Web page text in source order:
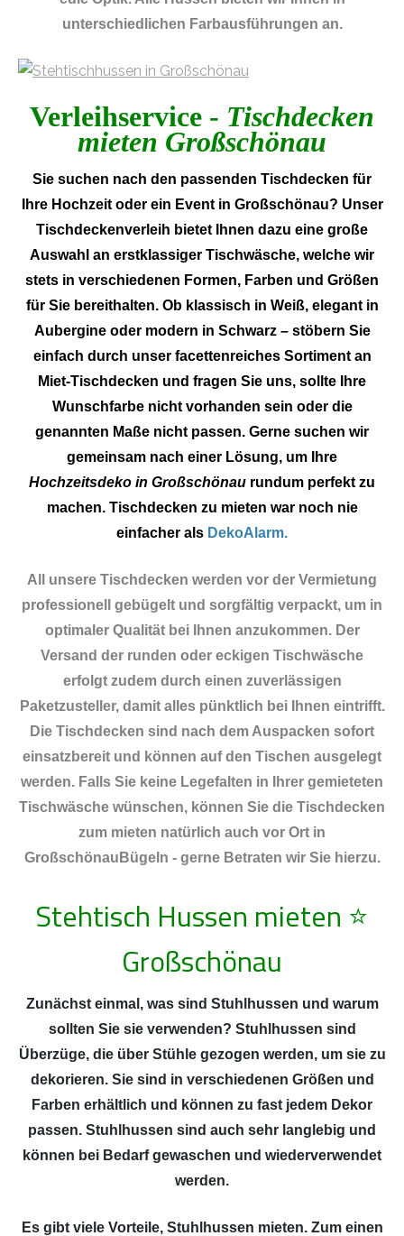
unterschiedlichen Farbausführungen an.
Verleihservice - Tischdecken
mieten Großschönau
Sie suchen nach den passenden Tischdecken für
Ihre Hochzeit oder ein Event in Großschönau? Unser
Tischdeckenverleih bietet Ihnen dazu eine große
Auswahl an erstklassiger Tischwäsche, welche wir
stets in verschiedenen Formen, Farben und Größen
für Sie bereithalten. Ob klassisch in Weiß, elegant in
Aubergine oder modern in Schwarz – stöbern Sie
einfach durch unser facettenreiches Sortiment an
Miet-Tischdecken und fragen Sie uns, sollte Ihre
Wunschfarbe nicht vorhanden sein oder die
genannten Maße nicht passen. Gerne suchen wir
gemeinsam nach einer Lösung, um Ihre
Hochzeitsdeko in Großschönau rundum perfekt zu
machen. Tischdecken zu mieten war noch nie
einfacher als DekoAlarm.
All unsere Tischdecken werden vor der Vermietung
professionell gebügelt und sorgfältig verpackt, um in
optimaler Qualität bei Ihnen anzukommen. Der
Versand der runden oder eckigen Tischwäsche
erfolgt zudem durch einen zuverlässigen
Paketzusteller, damit alles pünktlich bei Ihnen eintrifft.
Die Tischdecken sind nach dem Auspacken sofort
einsatzbereit und können auf den Tischen ausgelegt
werden. Falls Sie keine Legefalten in Ihrer gemieteten
Tischwäsche wünschen, können Sie die Tischdecken
zum mieten natürlich auch vor Ort in
GroßschönauBügeln - gerne Betraten wir Sie hierzu.
Stehtisch Hussen mieten ⭐
Großschönau
Zunächst einmal, was sind Stuhlhussen und warum
sollten Sie sie verwenden? Stuhlhussen sind
Überzüge, die über Stühle gezogen werden, um sie zu
dekorieren. Sie sind in verschiedenen Größen und
Farben erhältlich und können zu fast jedem Dekor
passen. Stuhlhussen sind auch sehr langlebig und
können bei Bedarf gewaschen und wiederverwendet
werden.
Es gibt viele Vorteile, Stuhlhussen mieten. Zum einen